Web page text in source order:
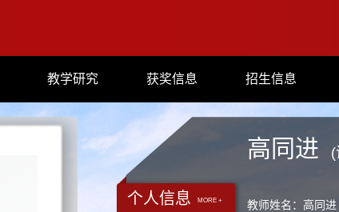
教学研究 获奖信息 招生信息
个人信息 MORE +
高同进 (
教师姓名：高同进